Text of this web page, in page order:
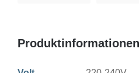
Produktinformationen